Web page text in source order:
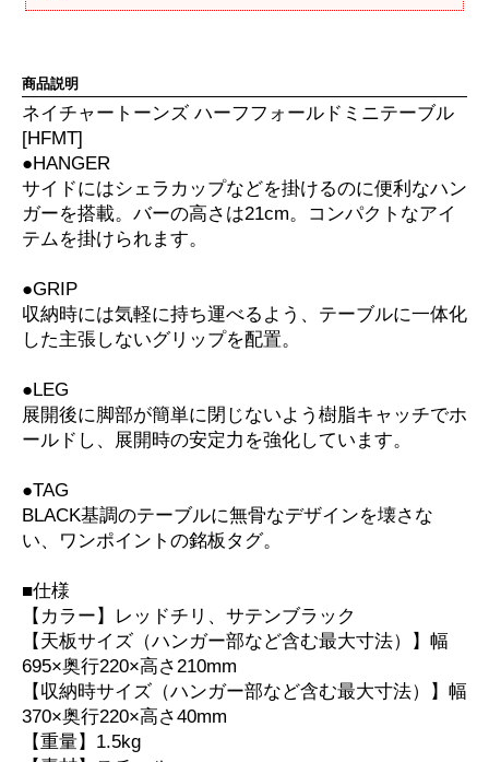
商品説明
ネイチャートーンズ ハーフフォールドミニテーブル
[HFMT]
●HANGER
サイドにはシェラカップなどを掛けるのに便利なハン
ガーを搭載。バーの高さは21cm。コンパクトなアイ
テムを掛けられます。
●GRIP
収納時には気軽に持ち運べるよう、テーブルに一体化
した主張しないグリップを配置。
●LEG
展開後に脚部が簡単に閉じないよう樹脂キャッチでホ
ールドし、展開時の安定力を強化しています。
●TAG
BLACK基調のテーブルに無骨なデザインを壊さな
い、ワンポイントの銘板タグ。
■仕様
【カラー】レッドチリ、サテンブラック
【天板サイズ（ハンガー部など含む最大寸法）】幅
695×奥行220×高さ210mm
【収納時サイズ（ハンガー部など含む最大寸法）】幅
370×奥行220×高さ40mm
【重量】1.5kg